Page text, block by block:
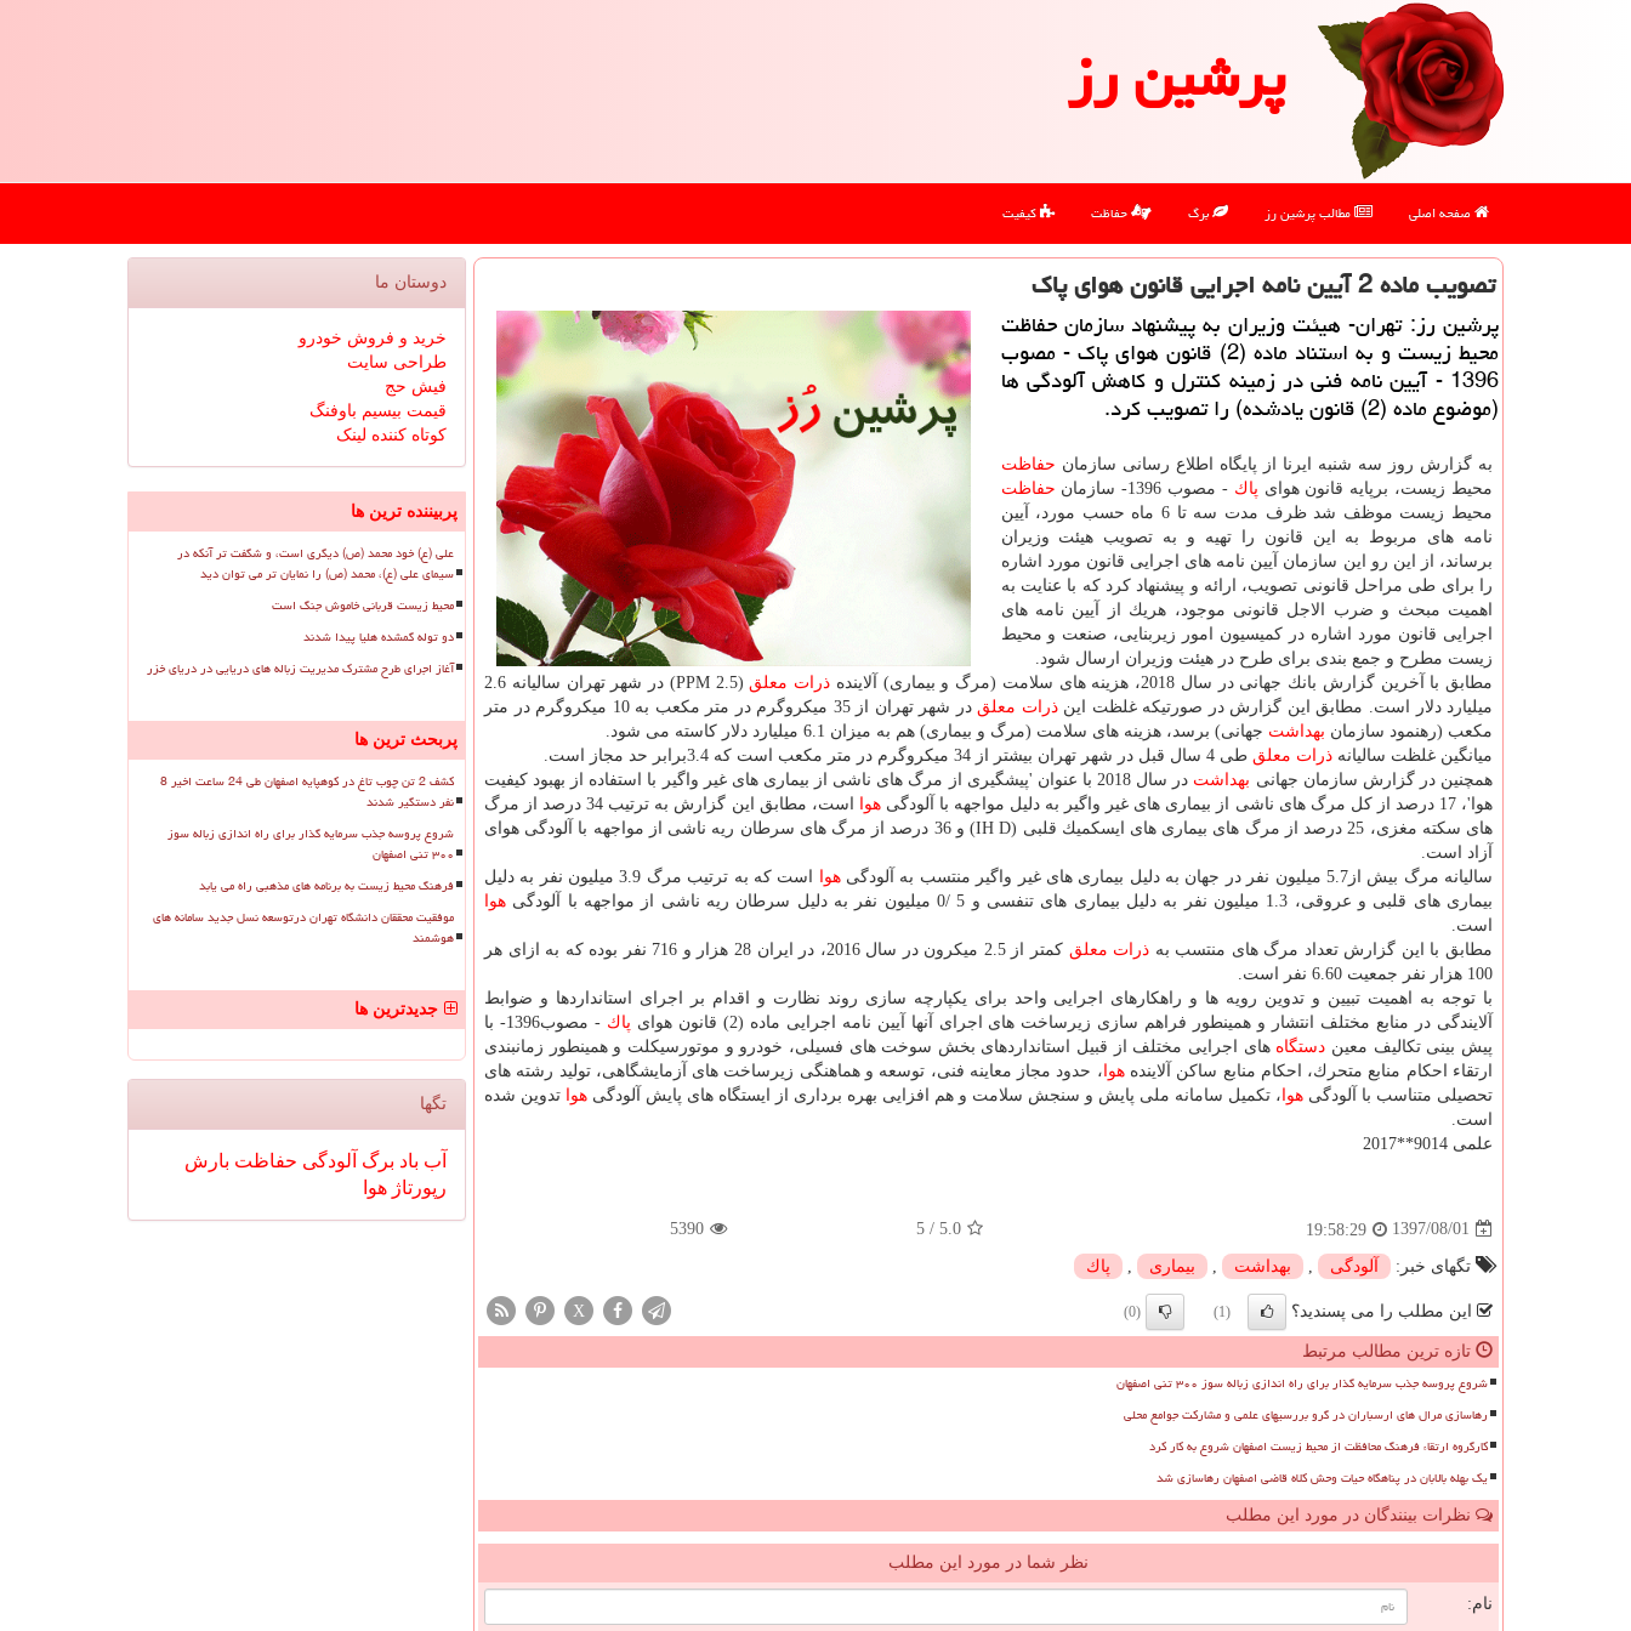
پرشین رز
صفحه اصلی مطالب پرشین رز برگ حفاظت کیفیت
تصویب ماده 2 آیین نامه اجرایی قانون هوای پاك
پرشین رز: تهران- هیئت وزیران به پیشنهاد سازمان حفاظت
محیط زیست و به استناد ماده (2) قانون هوای پاك - مصوب
1396 - آیین نامه فنی در زمینه كنترل و كاهش آلودگی ها
(موضوع ماده (2) قانون یادشده) را تصویب كرد.
به گزارش روز سه شنبه ایرنا از پایگاه اطلاع رسانی سازمان حفاظت
محیط زیست، برپایه قانون هوای پاك - مصوب 1396- سازمان
حفاظت
محیط زیست موظف شد ظرف مدت سه تا 6 ماه حسب مورد، آیین
نامه های مربوط به این قانون را تهیه و به تصویب هیئت وزیران
برساند، از این رو این سازمان آیین نامه های اجرایی قانون مورد اشاره
را برای طی مراحل قانونی تصویب، ارائه و پیشنهاد كرد كه با عنایت به
اهمیت مبحث و ضرب الاجل قانونی موجود، هریك از آیین نامه های
اجرایی قانون مورد اشاره در كمیسیون امور زیربنایی، صنعت و محیط
زیست مطرح و جمع بندی برای طرح در هیئت وزیران ارسال شود.
مطابق با آخرین گزارش بانك جهانی در سال 2018، هزینه های سلامت (مرگ و بیماری) آلاینده
ذرات معلق
(PPM 2.5) در شهر تهران سالیانه 2.6
میلیارد دلار است. مطابق این گزارش در صورتیكه غلظت اینذرات معلق
در شهر تهران از 35 میكروگرم در متر مكعب به 10 میكروگرم در متر
مكعب (رهنمود سازمان بهداشت جهانی) برسد، هزینه های سلامت (مرگ و بیماری) هم به میزان 6.1 میلیارد دلار كاسته می شود.
میانگین غلظت سالیانه ذرات معلق طی 4 سال قبل در شهر تهران بیشتر از 34 میكروگرم در متر مكعب است كه 3.4برابر حد مجاز است.
همچنین در گزارش سازمان جهانی بهداشت
در سال 2018 با عنوان 'پیشگیری از مرگ های ناشی از بیماری های غیر واگیر با استفاده از بهبود كیفیت
هوا'، 17 درصد از كل مرگ های ناشی از بیماری های غیر واگیر به دلیل مواجهه با آلودگی
هوا
است، مطابق این گزارش به ترتیب 34 درصد از مرگ
های سكته مغزی، 25 درصد از مرگ های بیماری های ایسكمیك قلبی (IH D) و 36 درصد از مرگ های سرطان ریه ناشی از مواجهه با آلودگی هوای
آزاد است.
سالیانه مرگ بیش از5.7 میلیون نفر در جهان به دلیل بیماری های غیر واگیر منتسب به آلودگی
هوا
است كه به ترتیب مرگ 3.9 میلیون نفر به دلیل
بیماری های قلبی و عروقی، 1.3 میلیون نفر به دلیل بیماری های تنفسی و 5 /0 میلیون نفر به دلیل سرطان ریه ناشی از مواجهه با آلودگی
هوا
است.
مطابق با این گزارش تعداد مرگ های منتسب به ذرات معلق
كمتر از 2.5 میكرون در سال 2016، در ایران 28 هزار و 716 نفر بوده كه به ازای هر
100 هزار نفر جمعیت 6.60 نفر است.
با توجه به اهمیت تبیین و تدوین رویه ها و راهكارهای اجرایی واحد برای یكپارچه سازی روند نظارت و اقدام بر اجرای استانداردها و ضوابط
آلایندگی در منابع مختلف انتشار و همینطور فراهم سازی زیرساخت های اجرای آنها آیین نامه اجرایی ماده (2) قانون هوای
پاك
- مصوب1396- با
پیش بینی تكالیف معین دستگاه های اجرایی مختلف از قبیل استانداردهای بخش سوخت های فسیلی، خودرو و موتورسیكلت و همینطور زمانبندی
ارتقاء احكام منابع متحرك، احكام منابع ساكن آلایندههوا ، حدود مجاز معاینه فنی، توسعه و هماهنگی زیرساخت های آزمایشگاهی، تولید رشته های
تحصیلی متناسب با آلودگی هوا ، تكمیل سامانه ملی پایش و سنجش سلامت و هم افزایی بهره برداری از ایستگاه های پایش آلودگی هوا تدوین شده
است.
علمی 9014**2017
1397/08/01
19:58:29
5.0
/
5
5390
تگهای خبر: آلودگی بهداشت بیماری پاك
این مطلب را می پسندید؟ (1)
(0)
X
تازه ترین مطالب مرتبط
شروع پروسه جذب سرمایه گذار برای راه اندازی زباله سوز ۳۰۰ تنی اصفهان
رهاسازی مرال های ارسباران در گرو بررسیهای علمی و مشارکت جوامع محلی
کارگروه ارتقاء فرهنگ محافظت از محیط زیست اصفهان شروع به کار کرد
یک بهله بالابان در پناهگاه حیات وحش کلاه قاضی اصفهان رهاسازی شد
نظرات بینندگان در مورد این مطلب
نظر شما در مورد این مطلب
نام:
دوستان ما
خرید و فروش خودرو
طراحی سایت
فیش حج
قیمت بیسیم باوفنگ
کوتاه کننده لینک
پربیننده ترین ها
علی (ع) خود محمد (ص) دیگری است، و شگفت تر آنکه در
سیمای علی (ع)، محمد (ص) را نمایان تر می توان دید
محیط زیست قربانی خاموش جنگ است
دو توله گمشده هلیا پیدا شدند
آغاز اجرای طرح مشترک مدیریت زباله های دریایی در دریای خزر
پربحث ترین ها
کشف 2 تن چوب تاغ در کوهپایه اصفهان طی 24 ساعت اخیر 8
نفر دستگیر شدند
شروع پروسه جذب سرمایه گذار برای راه اندازی زباله سوز
۳۰۰ تنی اصفهان
فرهنگ محیط زیست به برنامه های مذهبی راه می یابد
موفقیت محققان دانشگاه تهران درتوسعه نسل جدید سامانه های
هوشمند
جدیدترین ها
تگها
آب باد برگ آلودگی حفاظت بارش
رپورتاژ هوا